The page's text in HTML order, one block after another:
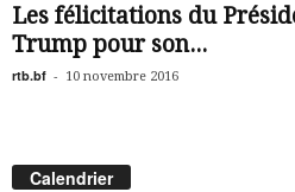
Les félicitations du
Trump pour son...
rtb.bf - 10 novembre 2016
Calendrier